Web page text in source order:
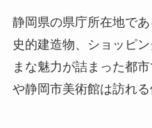
静岡県の県庁所在地で
史的建造物、ショッピ
まな魅力が詰まった都
や静岡市美術館は訪れる